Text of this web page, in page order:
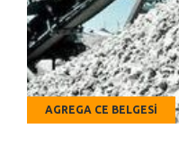
AGREGA CE BELGESI